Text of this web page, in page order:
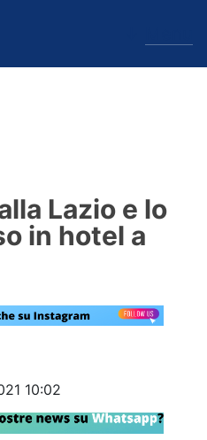
Lazio e lo
in hotel a
10:02